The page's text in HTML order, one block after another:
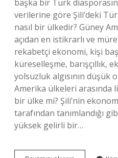
başka bir Türk
verilerine göre Şili’deki
nasıl bir ülkedir? Güney
açıdan en istikrarlı ve
rekabetçi ekonomi, kişi
küreselleşme, barışçıllık,
yolsuzluk algısının düşük
Amerika ülkeleri arasında
bir ülke mi? Şili’nin
tarafından tanımlandığı
yüksek gelirli bir…